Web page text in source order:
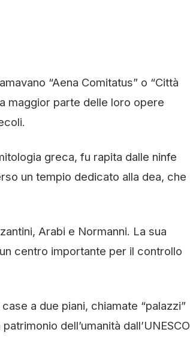
“Aena Comitatus” o “Città
maggior parte delle loro opere
greca, fu rapita dalle ninfe
un tempio dedicato alla dea, che
Arabi e Normanni. La sua
centro importante per il controllo
a due piani, chiamate “palazzi”
dell’umanità dall’UNESCO